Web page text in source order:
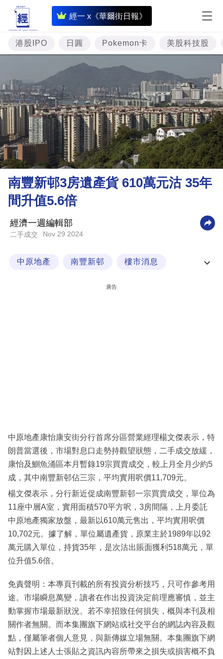
經一 x《華爾街日報》
即
時
財
經
專
題
投
資
樓
市
理
財
商
業
科
區
港股IPO 日圓 Pokemon卡 美股科技股
南豐新邨3房遺產貨 610萬元沽 35年
間升值5.6倍
經濟一週編輯部
二手成交 Nov 29 2024
中原地產 南豐新邨 樓市消息
廣告
中原地產康怡康安街分行首席分區營業經理楊文傑表示，特
朗普當選後，市場對息口走勢持觀望狀態，二手成交放緩，
康怡及鰂魚涌區本月暫錄19宗買賣成交，較上月全月少約5
成，其中南豐新邨佔三宗，平均實用呎價11,709元。
楊文傑表示，分行新近促成南豐新邨一宗買賣成交，單位為
11座中層A室，實用面積570平方呎，3房間隔，上月委託
中原地產獨家放盤，最新以610萬元售出，平均實用呎價
10,702元。據了解，單位屬遺產貨，原業主於1989年以92
萬元購入單位，持貨35年，是次沽出賬面獲利518萬元，單
位升值5.6倍。
免責聲明：本專頁刊載的所有投資分析技巧，只可作參考用
途。市場瞬息萬變，讀者在作出投資決定前理應審慎，並主
動掌握市場最新狀況。若不幸招致任何損失，概與本刊及相
關作者無關。而本集團旗下網站或社交平台的網誌內容及觀
點，僅屬筆者個人意見，與新傳媒立場無關。本集團旗下網
站對因上述人士張貼之資訊內容所帶來之損失或損害概不負